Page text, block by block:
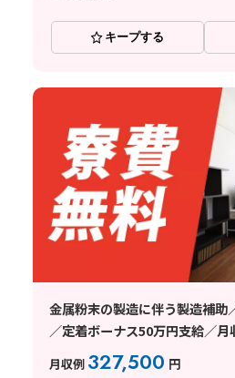
キープする
金属粉末の製造に伴う製造補助
／定着ボーナス50万円支給／
鳥栖市≫
月収例 327,500 円